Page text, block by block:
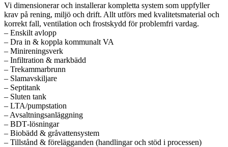
Vi dimensionerar och installerar kompletta system som uppfyller
krav på rening, miljö och drift. Allt utförs med kvalitetsmaterial och
korrekt fall, ventilation och frostskydd för problemfri vardag.
– Enskilt avlopp
– Dra in & koppla kommunalt VA
– Minireningsverk
– Infiltration & markbädd
– Trekammarbrunn
– Slamavskiljare
– Septitank
– Sluten tank
– LTA/pumpstation
– Avsaltningsanläggning
– BDT‑lösningar
– Biobädd & gråvattensystem
– Tillstånd & förelägganden (handlingar och stöd i processen)